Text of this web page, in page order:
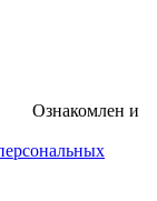
Ознакомлен и